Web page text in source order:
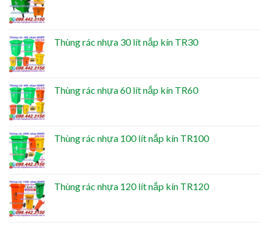
Thùng rác nhựa 30 lít nắp kín TR30
Thùng rác nhựa 60 lít nắp kín TR60
Thùng rác nhựa 100 lít nắp kín TR100
Thùng rác nhựa 120 lít nắp kín TR120